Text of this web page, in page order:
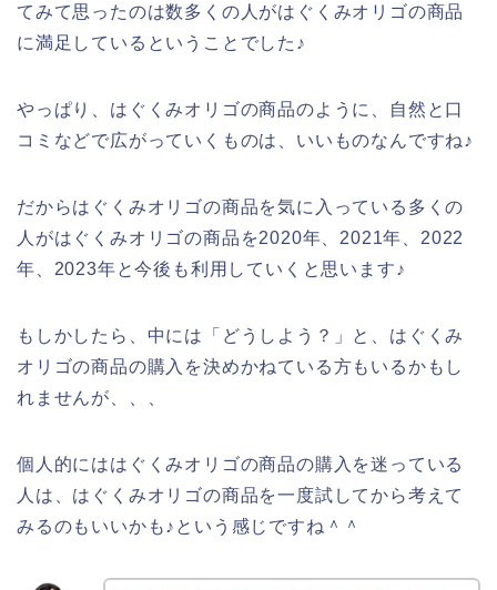
てみて思ったのは数多くの人がはぐくみオリゴの商品
に満足しているということでした♪
やっぱり、はぐくみオリゴの商品のように、自然と口
コミなどで広がっていくものは、いいものなんですね♪
だからはぐくみオリゴの商品を気に入っている多くの
人がはぐくみオリゴの商品を2020年、2021年、2022
年、2023年と今後も利用していくと思います♪
もしかしたら、中には「どうしよう？」と、はぐくみ
オリゴの商品の購入を決めかねている方もいるかもし
れませんが、、、
個人的にははぐくみオリゴの商品の購入を迷っている
人は、はぐくみオリゴの商品を一度試してから考えて
みるのもいいかも♪という感じですね＾＾